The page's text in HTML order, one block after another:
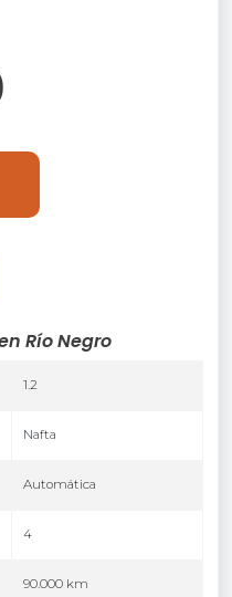
Río Negro
1.2
Nafta
Automática
4
90.000 km